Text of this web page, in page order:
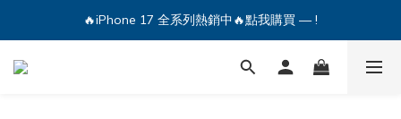
🔥iPhone 17 全系列熱銷中🔥點我購買 — !
💕加入Q哥 Line 新好友領優惠券！🎫
🔥iPhone 17 全系列熱銷中🔥點我購買 — !